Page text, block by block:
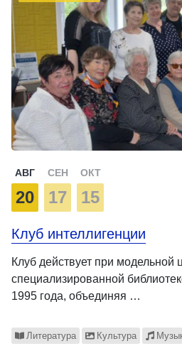
АВГ
20
СЕН
17
ОКТ
15
Клуб интеллигенции
Клуб действует при модельной
специализированной
1995 года, объединяя …
Литература Культура